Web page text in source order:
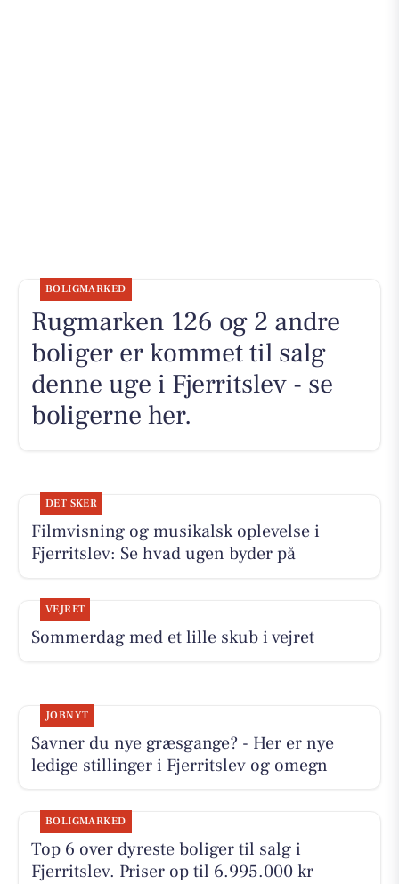
BOLIGMARKED
Rugmarken 126 og 2 andre
boliger er kommet til salg
denne uge i Fjerritslev - se
boligerne her.
DET SKER
Filmvisning og musikalsk oplevelse i
Fjerritslev: Se hvad ugen byder på
VEJRET
Sommerdag med et lille skub i vejret
JOBNYT
Savner du nye græsgange? - Her er nye
ledige stillinger i Fjerritslev og omegn
BOLIGMARKED
Top 6 over dyreste boliger til salg i
Fjerritslev. Priser op til 6.995.000 kr